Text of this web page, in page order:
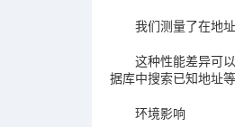
我们测量了在地
这种性能差异可
据库中搜索已知地址
环境影响